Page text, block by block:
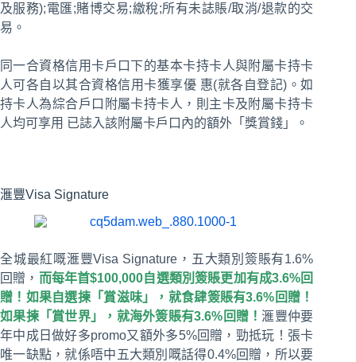
及服務);電匯;賭博交易;繳稅;所有未誌賬/取消/退款的交
易。
同一合資格信用卡戶口下的基本卡持卡人與附屬卡持卡
人可各自以其合資格信用卡獲享優 惠(就各自登記)。如
持卡人為綜合戶口附屬卡持卡人，則主卡及附屬卡持卡
人均可享用 已誌入該附屬卡戶口內的額外「獎賞錢」。
滙豐Visa Signature
全城最紅嘅滙豐Visa Signature，五大類別簽賬有1.6%
回贈， 而每年首$100,000自選類別簽賬更加有成3.6%回
贈！如果自選揀「賞滋味」，就食肆簽賬有3.6%回贈！
如果揀「賞世界」，就海外簽賬有3.6%回贈！ 滙豐仲要
年中成日做好多promo又額外多5%回贈，勁抵玩！張卡
唯一缺點，就係唔中五大類別嘅話得0.4%回贈，所以要